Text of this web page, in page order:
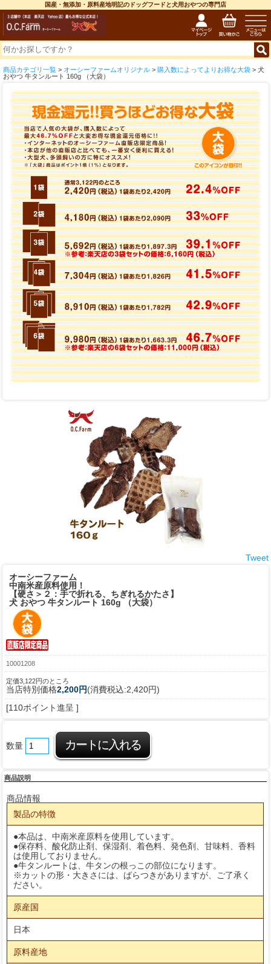
国産・無添加・原料産地明記のドッグフードと犬用おやつの専門店
商品カテゴリ一覧 > オーシーファームオリジナル > 購入数によってよりお得な大袋 > 犬
おやつ 牛タンルート 160g （大袋）
Tweet
オーシーファーム
中南米産原料使用！
【硬さ＞２：手で折れる、ちぎれるかたさ】
犬 おやつ 牛タンルート 160g （大袋）
10001208
定価3,122円のところ
当店特別価格2,200円(消費税込:2,420円)
[110ポイント進呈 ]
数量
商品説明
商品情報
製品の特徴
●本品は、中南米産原料を使用しています。
●保存料、酸化防止剤、保湿剤、着色料、発色剤、甘味料、香料
は使用しておりません。
●牛タンルートは、牛タンの根っこの部位になります。
※カットの形・大きさには、ばらつきがありますが、ご了承く
ださい。
原産国
日本
原料産地